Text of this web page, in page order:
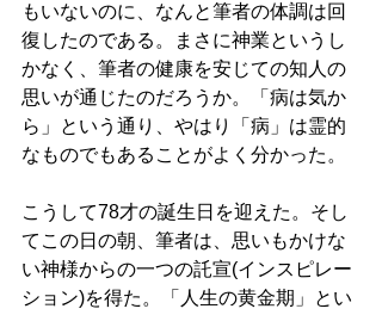
もいないのに、なんと筆者の体調は回
復したのである。まさに神業というし
かなく、筆者の健康を安じての知人の
思いが通じたのだろうか。「病は気か
ら」という通り、やはり「病」は霊的
なものでもあることがよく分かった。
こうして78才の誕生日を迎えた。そし
てこの日の朝、筆者は、思いもかけな
い神様からの一つの託宣(インスピレー
ション)を得た。「人生の黄金期」とい